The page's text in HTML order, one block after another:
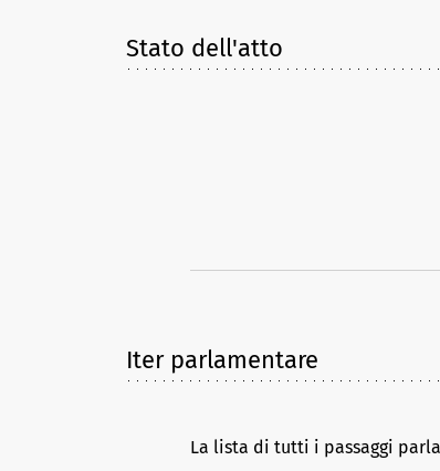
Stato dell'atto
Iter parlamentare
La lista di tutti i passaggi